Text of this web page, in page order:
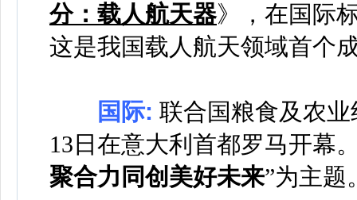
分：载人航天器》，在国际
这是我国载人航天领域首个
国际: 联合国粮食及农
13日在意大利首都罗马开幕
聚合力同创美好未来”为主题